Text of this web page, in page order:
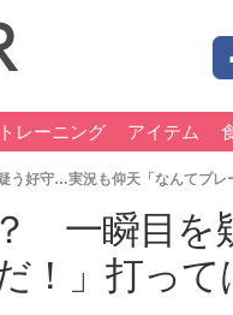
トレーニング アイテム
う好守…実況も仰天「なんてプレ
一瞬目を
！」打って